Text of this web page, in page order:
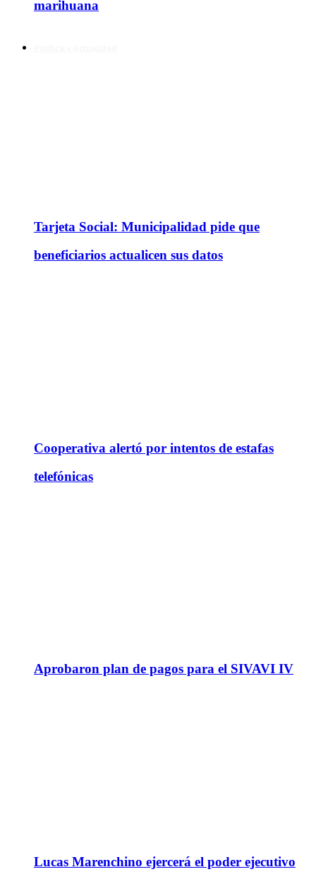
marihuana
Tarjeta Social: Municipalidad pide que
beneficiarios actualicen sus datos
Cooperativa alertó por intentos de estafas
telefónicas
Aprobaron plan de pagos para el SIVAVI IV
Lucas Marenchino ejercerá el poder ejecutivo